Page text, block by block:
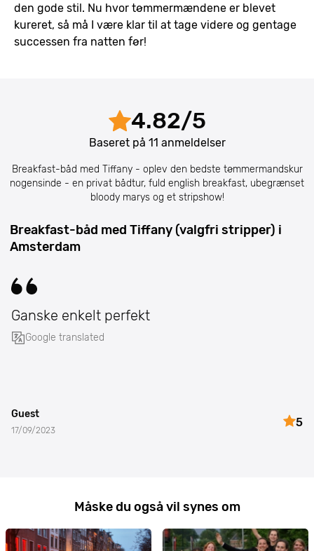
den gode stil. Nu hvor tømmermændene er blevet
kureret, så må I være klar til at tage videre og gentage
successen fra natten før!
4.82/5
Baseret på 11 anmeldelser
Breakfast-båd med Tiffany - oplev den bedste tømmermandskur
nogensinde - en privat bådtur, fuld english breakfast, ubegrænset
bloody marys og et stripshow!
Breakfast-båd med Tiffany (valgfri stripper) i
Amsterdam
Ganske enkelt perfekt
Google translated
Guest
17/09/2023
5
Måske du også vil synes om